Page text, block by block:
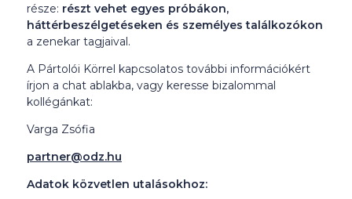
része: részt vehet egyes próbákon,
háttérbeszélgetéseken és személyes találkozókon
a zenekar tagjaival.
A Pártolói Körrel kapcsolatos további információkért
írjon a chat ablakba, vagy keresse bizalommal
kollégánkat:
Varga Zsófia
partner@odz.hu
Adatok közvetlen utalásokhoz: